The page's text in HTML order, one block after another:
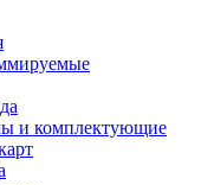
и комплектующие